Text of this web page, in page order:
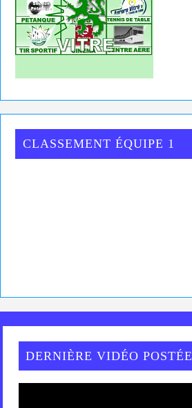
CLASSEMENT ÉQUIPE 1
DERNIÈRE VIDÉO POSTÉE